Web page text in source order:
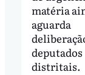
matéria
aguarda
deputados
distritais.